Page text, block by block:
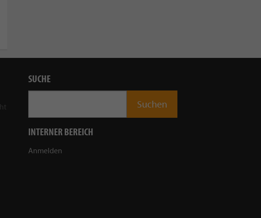
SUCHE
INTERNER BEREICH
Anmelden